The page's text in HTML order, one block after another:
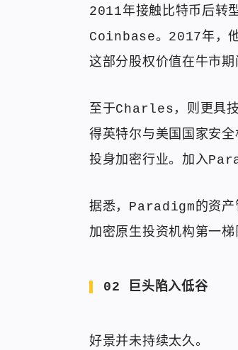
2011年接触比特币后
Coinbase。2017年，
这部分股权价值在牛市期
至于Charles，则更具技
得英特尔与美国国家安
投身加密行业。加入
据悉，Paradigm的资产
加密原生投资机构第一梯
02 巨头陷入低谷
好景并未持续太久。